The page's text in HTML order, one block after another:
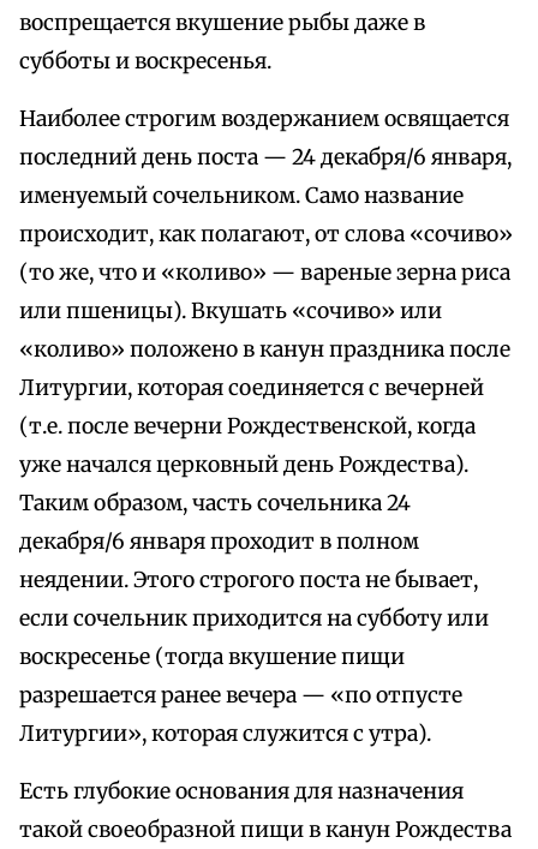
воспрещается вкушение рыбы даже в
субботы и воскресенья.
Наиболее строгим воздержанием освящается
последний день поста — 24 декабря/6 января,
именуемый сочельником. Само название
происходит, как полагают, от слова «сочиво»
(то же, что и «коливо» — вареные зерна риса
или пшеницы). Вкушать «сочиво» или
«коливо» положено в канун праздника после
Литургии, которая соединяется с вечерней
(т.е. после вечерни Рождественской, когда
уже начался церковный день Рождества).
Таким образом, часть сочельника 24
декабря/6 января проходит в полном
неядении. Этого строгого поста не бывает,
если сочельник приходится на субботу или
воскресенье (тогда вкушение пищи
разрешается ранее вечера — «по отпусте
Литургии», которая служится с утра).
Есть глубокие основания для назначения
такой своеобразной пищи в канун Рождества